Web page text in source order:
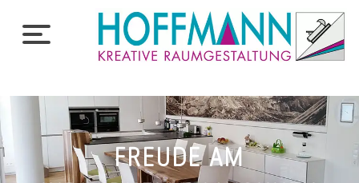
FREUDE AM